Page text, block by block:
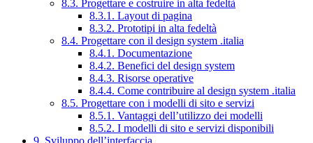
8.3. Progettare e costruire in alta fedeltà
8.3.1. Layout di pagina
8.3.2. Prototipi in alta fedeltà
8.4. Progettare con il design system .italia
8.4.1. Documentazione
8.4.2. Benefici del design system
8.4.3. Risorse operative
8.4.4. Come contribuire al design system .italia
8.5. Progettare con i modelli di sito e servizi
8.5.1. Vantaggi dell’utilizzo dei modelli
8.5.2. I modelli di sito e servizi disponibili
9. Sviluppo dell’interfaccia